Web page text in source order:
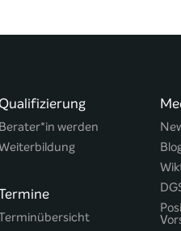
Qualifizierung
Berater*in werden